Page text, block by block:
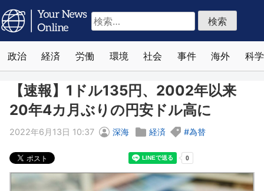
検
索:
政治 経済 労働 環境 社会 事件 海外 科学
【速報】1ドル135円、2002年以来
20年4カ月ぶりの円安ドル高に
2022年6月13日 10:37 深海 経済 為替